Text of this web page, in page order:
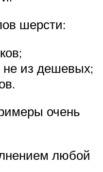
шерсти:
не из дешевых;
очень
любой